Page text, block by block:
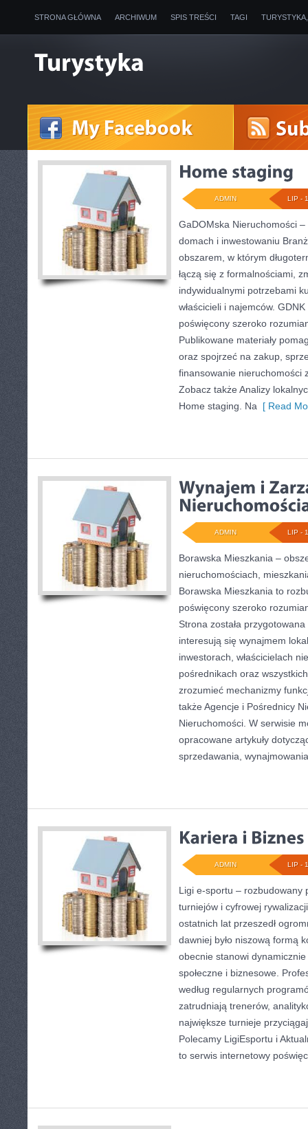
STRONA GŁÓWNA ARCHIWUM SPIS TREŚCI TAGI
LIP -
ADMIN
GaDOMska Nieruchomości
domach i inwestowaniu
obszarem, w którym
łączą się z formalnościami,
indywidualnymi potrzebami
właścicieli i najemców.
poświęcony szeroko
Publikowane materiały
oraz spojrzeć na zakup,
finansowanie nieruchomości
Zobacz także Analizy
Home staging. Na [ Read
LIP -
ADMIN
Borawska Mieszkania –
nieruchomościach,
Borawska Mieszkania to
poświęcony szeroko
Strona została
interesują się wynajmem
inwestorach, właścicielach
pośrednikach oraz
zrozumieć mechanizmy
także Agencje i Pośrednicy
Nieruchomości. W serwisie
opracowane artykuły
sprzedawania, wynajmowania
LIP -
ADMIN
Ligi e-sportu – rozbudowany
turniejów i cyfrowej
ostatnich lat przeszedł
dawniej było niszową formą
obecnie stanowi
społeczne i biznesowe.
według regularnych
zatrudniają trenerów,
największe turnieje
Polecamy LigiEsportu i
to serwis internetowy